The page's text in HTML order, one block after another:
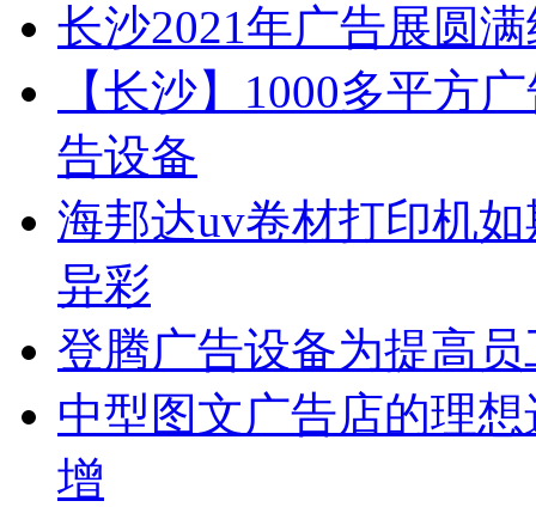
长沙2021年广告展圆
【长沙】1000多平方
告设备
海邦达uv卷材打印机
异彩
登腾广告设备为提高
中型图文广告店的理
增